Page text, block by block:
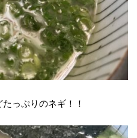
っぷりのネギ！！